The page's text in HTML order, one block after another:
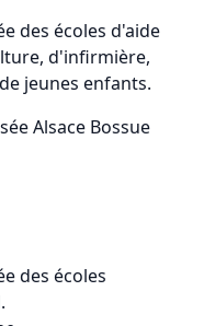
des écoles d'aide
d'infirmière,
jeunes enfants.
Alsace Bossue
des écoles